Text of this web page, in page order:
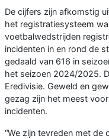
De cijfers zijn afkomstig
het registratiesysteem
voetbalwedstrijden
incidenten in en rond de
gedaald van 616 in
het seizoen 2024/2025.
Eredivisie. Geweld en
gezag zijn het meest
incidenten.
“We zijn tevreden met de